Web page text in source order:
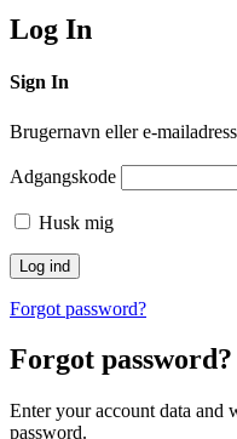
Log In
Sign In
Brugernavn eller e-
Adgangskode
Husk mig
Forgot password?
Forgot password?
Enter your account data and
password.